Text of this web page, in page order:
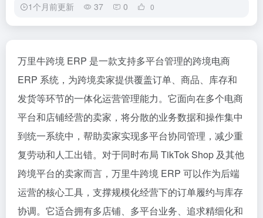
1个月前更新 37 0 0
万里牛跨境 ERP 是一款支持多平台管理的跨境电商
ERP 系统，为跨境卖家提供覆盖订单、商品、库存和
发货等环节的一体化运营管理能力。它面向在多个电商
平台和店铺经营的卖家，将分散的业务数据和操作集中
到统一系统中，帮助卖家实现多平台协同管理，减少重
复劳动和人工出错。对于同时布局 TikTok Shop 及其他
跨境平台的卖家而言，万里牛跨境 ERP 可以作为后端
运营的核心工具，支撑规模化经营下的订单履约与库存
协调。它适合拥有多店铺、多平台业务、追求精细化和